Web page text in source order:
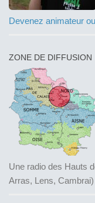
Devenez animateur
ZONE DE DIFFUSION
Une radio des Hauts
Arras, Lens, Cambrai)